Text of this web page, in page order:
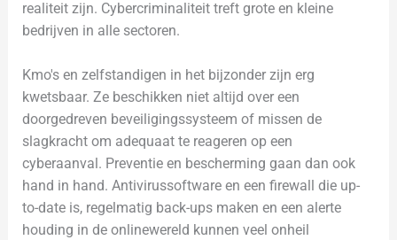
realiteit zijn. Cybercriminaliteit treft grote en kleine
bedrijven in alle sectoren.
Kmo's en zelfstandigen in het bijzonder zijn erg
kwetsbaar. Ze beschikken niet altijd over een
doorgedreven beveiligingssysteem of missen de
slagkracht om adequaat te reageren op een
cyberaanval. Preventie en bescherming gaan dan ook
hand in hand. Antivirussoftware en een firewall die up-
to-date is, regelmatig back-ups maken en een alerte
houding in de onlinewereld kunnen veel onheil